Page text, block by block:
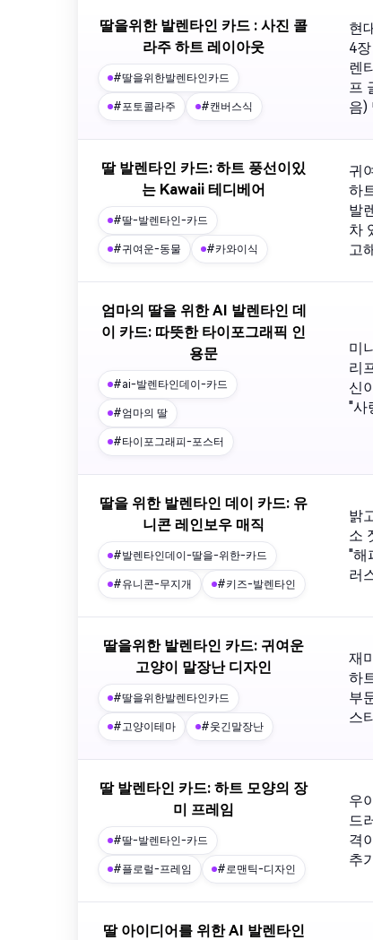
딸을위한 발렌타인 카드 : 사진 콜
라주 하트 레이아웃
#딸을위한발렌타인카드
#포토콜라주 #캔버스식
현
4
렌
프
음)
딸 발렌타인 카드: 하트 풍선이있
는 Kawaii 테디베어
#딸-발렌타인-카드
#귀여운-동물 #카와이식
귀
하
발
차
고
엄마의 딸을 위한 AI 발렌타인 데
이 카드: 따뜻한 타이포그래픽 인
용문
#ai-발렌타인데이-카드
#엄마의 딸
#타이포그래피-포스터
미
리
신
"사
딸을 위한 발렌타인 데이 카드: 유
니콘 레인보우 매직
#발렌타인데이-딸을-위한-카드
#유니콘-무지개 #키즈-발렌타인
밝
소
"해
러
딸을위한 발렌타인 카드: 귀여운
고양이 말장난 디자인
#딸을위한발렌타인카드
#고양이테마 #웃긴말장난
재
하
부
스
딸 발렌타인 카드: 하트 모양의 장
미 프레임
#딸-발렌타인-카드
#플로럴-프레임 #로맨틱-디자인
우
드
격
추
딸 아이디어를 위한 AI 발렌타인